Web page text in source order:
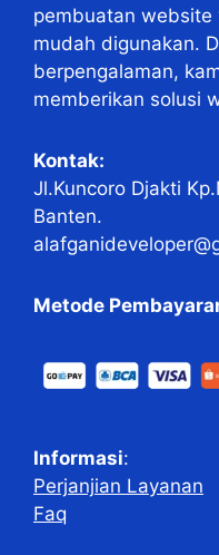
pembuatan website
mudah digunakan.
berpengalaman,
memberikan solusi
Kontak:
Jl.Kuncoro Djakti
Banten.
Metode
Informasi:
Perjanjian Layanan
Faq